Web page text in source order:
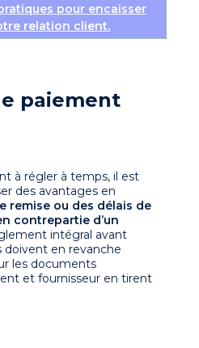
pour encaisser
relation client.
paiement
à régler à temps, il est
des avantages en
remise ou des délais de
contrepartie d’un
intégral avant
doivent en revanche
les documents
et fournisseur en tirent